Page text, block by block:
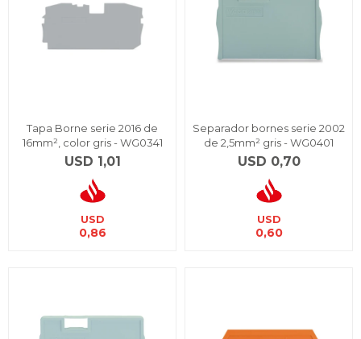
Tapa Borne serie 2016 de
16mm², color gris - WG0341
USD 1,01
USD
0,86
Separador bornes serie 2002
de 2,5mm² gris - WG0401
USD 0,70
USD
0,60